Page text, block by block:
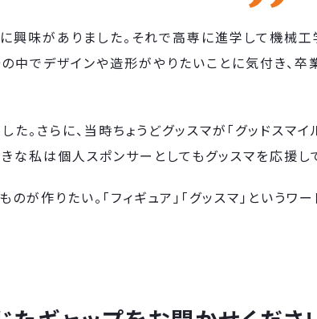
興味がありました。それで高専に進学して機械
中でデザインや造形がやりたいことに気付き、卒
さらに、当時ちょうどグッスマが「グッドスマイ
私は個人スポンサーとしてもグッスマを応援し
作りたい。「フィギュア」「グッスマ」というワ